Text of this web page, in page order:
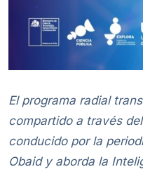
El programa radial
compartido a través
conducido por la
Obaid y aborda la